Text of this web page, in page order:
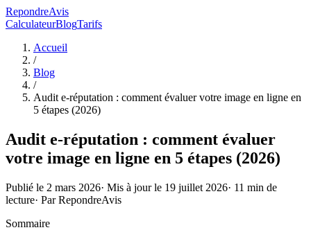
RepondreAvis
CalculateurBlogTarifs
Accueil
/
Blog
/
Audit e-réputation : comment évaluer votre image en ligne en
5 étapes (2026)
Audit e-réputation : comment évaluer
votre image en ligne en 5 étapes (2026)
Publié le 2 mars 2026· Mis à jour le 19 juillet 2026· 11 min de
lecture· ParRepondreAvis
Sommaire